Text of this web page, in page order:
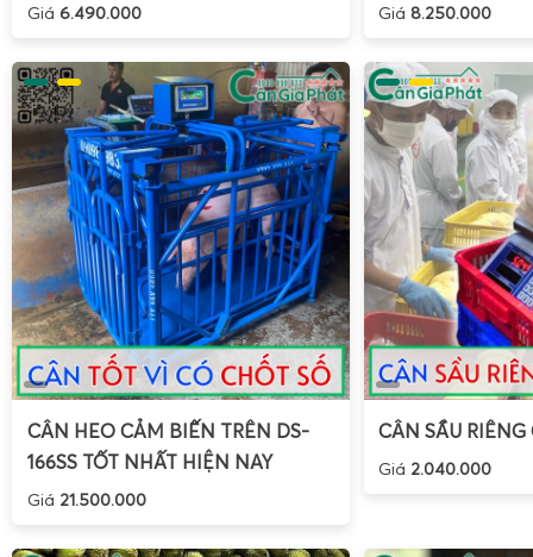
Giá 6.490.000 Giá 8.250.000
CÂN HEO CẢM BIẾN TRÊN DS-
166SS TỐT NHẤT HIỆN NAY
Giá 21.500.000
CÂN SẦU
Giá 2.040.000